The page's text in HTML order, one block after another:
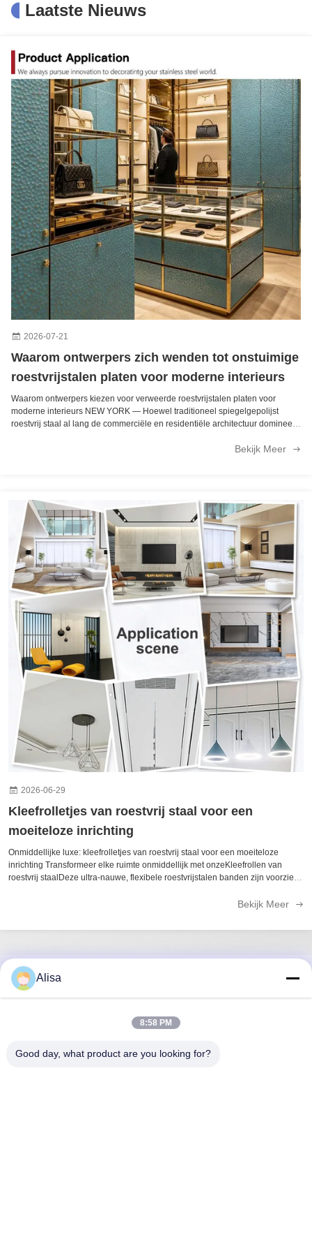
Gepolijste afwerking DIN standaard 304 roestvrij staal geëtste plaat met een dikte van 1,15 mm
van het het Roestvrije staalblad van 4x8 304 de Trilling van het de Kleurenblad zandstraalt Finishe
PVD gepolijst SS201 materiaal 0,65 mm dikte gegraveerd roestvrijstalen plaat voor wanddecoratie
PVD Golden Mirror 304 roestvrij staalplaat met een dikte van 1,15 mm voor muur- en deurversiering
304 roestvrij staal gegraveerd plaat met spiegel afwerking en 1219x3048mm Grootte voor decoratieve toepassingen
PVD Zwart Gecoate Haarlijn Design Roestvrij Staal Kamerverdeler met Lasergesneden Scheidingswand op Maat
30 mm dikke laser-PVC-folie metalen kamerverdeler met aangepaste afmetingen voor hotel en thuis
201 Ruimteverdeler van roestvrij staal met gouden haarlijn en 70 micron PVC-film voor moderne ruimtes
Laatste Nieuws
2026-07-21
Waarom ontwerpers zich wenden tot onstuimige
roestvrijstalen platen voor moderne interieurs
Waarom ontwerpers kiezen voor verweerde roestvrijstalen platen voor
moderne interieurs NEW YORK — Hoewel traditioneel spiegelgepolijst
roestvrij staal al lang de commerciële en residentiële architectuur domineert,
Bekijk Meer
2026-06-29
Kleefrolletjes van roestvrij staal voor een
moeiteloze inrichting
Onmiddellijke luxe: kleefrolletjes van roestvrij staal voor een moeiteloze
inrichting Transformeer elke ruimte onmiddellijk met onzeKleefrollen van
roestvrij staalDeze ultra-nauwe, flexibele roestvrijstalen banden zijn voorzien
Bekijk Meer
Snel contact
Veinna-de bouw, Chencun, Shunde, Foshan, Guangdong,
Alisa
8:58 PM
Good day, what product are you looking for?